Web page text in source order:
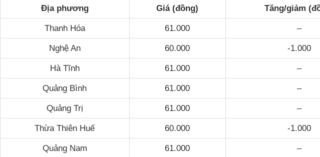
Địa phương Giá (đồng) Tăng/giảm
Thanh Hóa 61.000 –
Nghệ An 60.000 -1.000
Hà Tĩnh 61.000 –
Quảng Bình 61.000 –
Quảng Trị 61.000 –
Thừa Thiên Huế 60.000 -1.000
Quảng Nam 61.000 –